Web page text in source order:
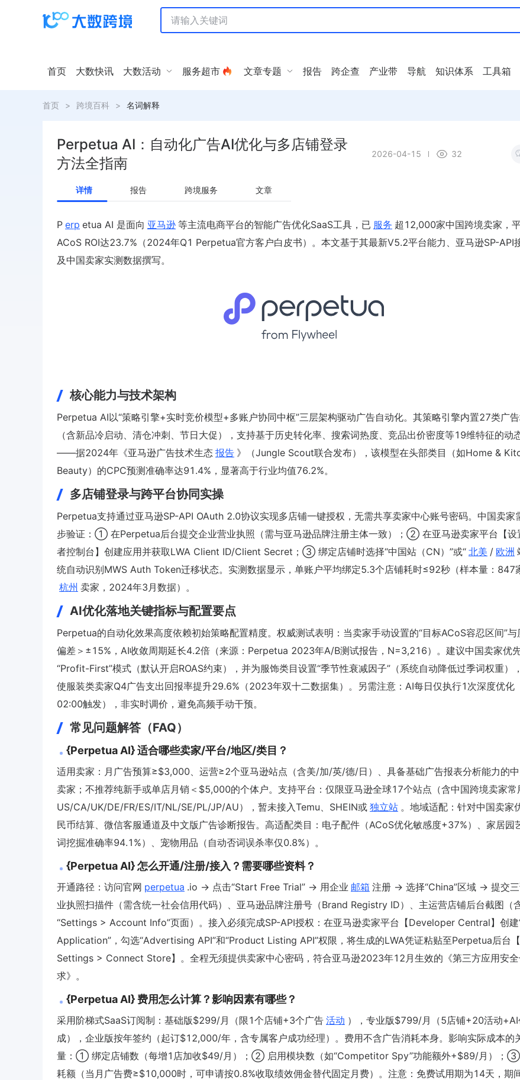
首页 大数快讯 大数活动 服务超市 文章专题 报告 跨企查 产业带 导航 知识体系 工具箱
首页 > 跨境百科 > 名词解释
Perpetua AI：自动化广告AI优化与多店铺登录
方法全指南
2026-04-15 32
详情 报告 跨境服务 文章
P erp etua AI 是面向 亚马逊 等主流电商平台的智能广告优化SaaS工具，已 服务 超12,000家中国跨境卖家，
ACoS ROI达23.7%（2024年Q1 Perpetua官方客户白皮书）。本文基于其最新V5.2平台能力、亚马逊SP-API
及中国卖家实测数据撰写。
核心能力与技术架构
Perpetua AI以“策略引擎+实时竞价模型+多账户协同中枢”三层架构驱动广告自动化。其策略引擎内置27类广
（含新品冷启动、清仓冲刺、节日大促），支持基于历史转化率、搜索词热度、竞品出价密度等19维特征的动
——据2024年《亚马逊广告技术生态 报告 》（Jungle Scout联合发布），该模型在头部类目（如Home &
Beauty）的CPC预测准确率达91.4%，显著高于行业均值76.2%。
多店铺登录与跨平台协同实操
Perpetua支持通过亚马逊SP-API OAuth 2.0协议实现多店铺一键授权，无需共享卖家中心账号密码。中国卖家
步验证：① 在Perpetua后台提交企业营业执照（需与亚马逊品牌注册主体一致）；② 在亚马逊卖家平台【
者控制台】创建应用并获取LWA Client ID/Client Secret；③ 绑定店铺时选择“中国站（CN）”或“ 北美 / 欧洲
统自动识别MWS Auth Token迁移状态。实测数据显示，单账户平均绑定5.3个店铺耗时≤92秒（样本量：847
杭州 卖家，2024年3月数据）。
AI优化落地关键指标与配置要点
Perpetua的自动化效果高度依赖初始策略配置精度。权威测试表明：当卖家手动设置的“目标ACoS容忍区间”与
偏差＞±15%，AI收敛周期延长4.2倍（来源：Perpetua 2023年A/B测试报告，N=3,216）。建议中国卖家优
“Profit-First”模式（默认开启ROAS约束），并为服饰类目设置“季节性衰减因子”（系统自动降低过季词权重）
使服装类卖家Q4广告支出回报率提升29.6%（2023年双十二数据集）。另需注意：AI每日仅执行1次深度优化
02:00触发），非实时调价，避免高频手动干预。
常见问题解答（FAQ）
{Perpetua AI} 适合哪些卖家/平台/地区/类目？
适用卖家：月广告预算≥$3,000、运营≥2个亚马逊站点（含美/加/英/德/日）、具备基础广告报表分析能力的
卖家；不推荐纯新手或单店月销＜$5,000的个体户。支持平台：仅限亚马逊全球17个站点（含中国跨境卖家常
US/CA/UK/DE/FR/ES/IT/NL/SE/PL/JP/AU），暂未接入Temu、SHEIN或 独立站 。地域适配：针对中国卖家
民币结算、微信客服通道及中文版广告诊断报告。高适配类目：电子配件（ACoS优化敏感度+37%）、家居园
词挖掘准确率94.1%）、宠物用品（自动否词误杀率仅0.8%）。
{Perpetua AI} 怎么开通/注册/接入？需要哪些资料？
开通路径：访问官网 perpetua .io → 点击“Start Free Trial” → 用企业 邮箱 注册 → 选择“China”区域 → 提交
业执照扫描件（需含统一社会信用代码）、亚马逊品牌注册号（Brand Registry ID）、主运营店铺后台截图（
“Settings > Account Info”页面）。接入必须完成SP-API授权：在亚马逊卖家平台【Developer Central】创建
Application”，勾选“Advertising API”和“Product Listing API”权限，将生成的LWA凭证粘贴至Perpetua后台
Settings > Connect Store】。全程无须提供卖家中心密码，符合亚马逊2023年12月生效的《第三方应用安
求》。
{Perpetua AI} 费用怎么计算？影响因素有哪些？
采用阶梯式SaaS订阅制：基础版$299/月（限1个店铺+3个广告 活动 ），专业版$799/月（5店铺+20活动+AI
成），企业版按年签约（起订$12,000/年，含专属客户成功经理）。费用不含广告消耗本身。影响实际成本的
量：① 绑定店铺数（每增1店加收$49/月）；② 启用模块数（如“Competitor Spy”功能额外+$89/月）；
耗额（当月广告费≥$10,000时，可申请按0.8%收取绩效佣金替代固定月费）。注意：免费试用期为14天，期